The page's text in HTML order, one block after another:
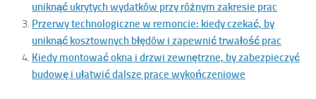
uniknąć ukrytych wydatków przy różnym zakresie prac
Przerwy technologiczne w remoncie: kiedy czekać, by
uniknąć kosztownych błędów i zapewnić trwałość prac
Kiedy montować okna i drzwi zewnętrzne, by zabezpieczyć
budowę i ułatwić dalsze prace wykończeniowe